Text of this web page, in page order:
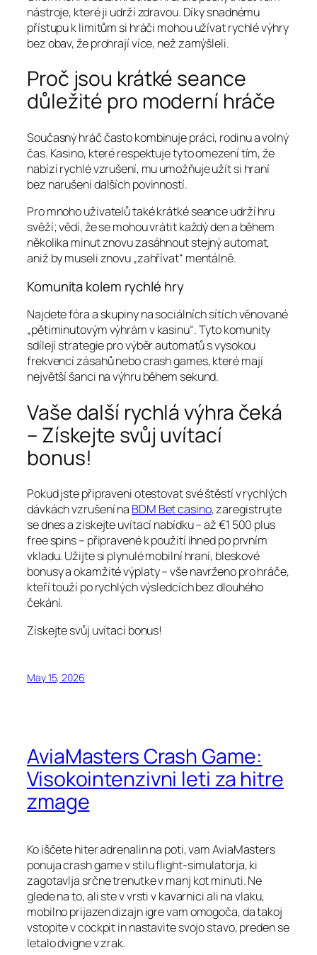
nástroje, které ji udrží zdravou. Díky snadnému
přístupu k limitům si hráči mohou užívat rychlé výhry
bez obav, že prohrají více, než zamýšleli.
Proč jsou krátké seance
důležité pro moderní hráče
Současný hráč často kombinuje práci, rodinu a volný
čas. Kasino, které respektuje tyto omezení tím, že
nabízí rychlé vzrušení, mu umožňuje užít si hraní
bez narušení dalších povinností.
Pro mnoho uživatelů také krátké seance udrží hru
svěží; vědí, že se mohou vrátit každý den a během
několika minut znovu zasáhnout stejný automat,
aniž by museli znovu „zahřívat“ mentálně.
Komunita kolem rychlé hry
Najdete fóra a skupiny na sociálních sítích věnované
„pětiminutovým výhrám v kasinu“. Tyto komunity
sdílejí strategie pro výběr automatů s vysokou
frekvencí zásahů nebo crash games, které mají
největší šanci na výhru během sekund.
Vaše další rychlá výhra čeká
– Získejte svůj uvítací
bonus!
Pokud jste připraveni otestovat své štěstí v rychlých
dávkách vzrušení na BDM Bet casino, zaregistrujte
se dnes a získejte uvítací nabídku – až €1 500 plus
free spins – připravené k použití ihned po prvním
vkladu. Užijte si plynulé mobilní hraní, bleskové
bonusy a okamžité výplaty – vše navrženo pro hráče,
kteří touží po rychlých výsledcích bez dlouhého
čekání.
Získejte svůj uvítací bonus!
May 15, 2026
AviaMasters Crash Game:
Visokointenzivni leti za hitre
zmage
Ko iščete hiter adrenalin na poti, vam AviaMasters
ponuja crash game v stilu flight‑simulatorja, ki
zagotavlja srčne trenutke v manj kot minuti. Ne
glede na to, ali ste v vrsti v kavarnici ali na vlaku,
mobilno prijazen dizajn igre vam omogoča, da takoj
vstopite v cockpit in nastavite svojo stavo, preden se
letalo dvigne v zrak.